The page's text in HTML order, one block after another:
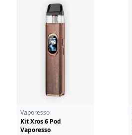
Vaporesso
Kit Xros 6 Pod
Vaporesso